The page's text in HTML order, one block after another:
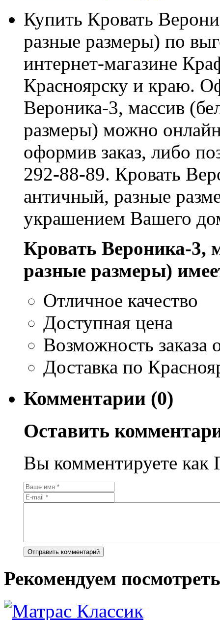
Купить Кровать
разные размеры) по
интернет-магазине
Красноярску и краю.
Вероника-3, массив
размеры) можно
оформив заказ, либо
292-88-89. Кровать
античный, разные
украшением Вашего
Кровать Вероника-3,
разные размеры)
Отличное качество
Доступная цена
Возможность заказа
Доставка по
Комментарии (0)
Оставить
Вы комментируете как
Рекомендуем посмотреть